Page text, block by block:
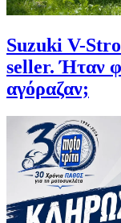
Suzuki V-
seller. Ήταν
αγόραζαν;